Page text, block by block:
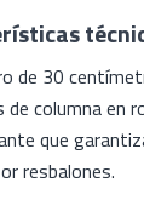
de 30
de columna en
que
resbalones.